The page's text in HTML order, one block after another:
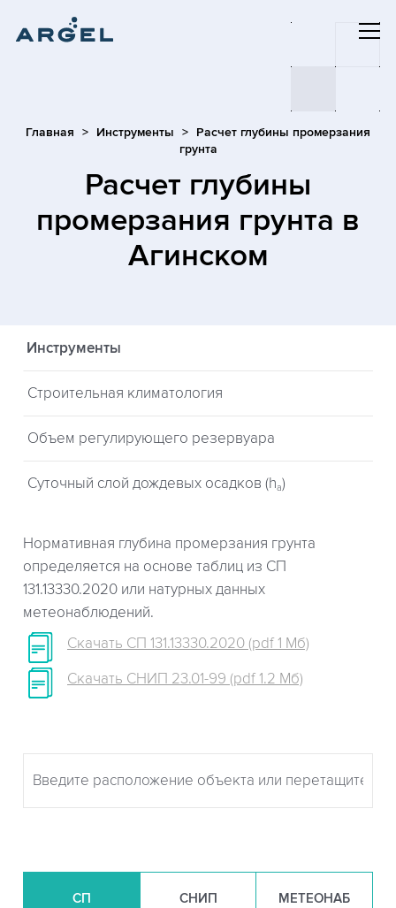
Главная Инструменты
Расчет глубины промерзания
грунта
Расчет глубины
промерзания грунта в
Агинском
Инструменты
Строительная климатология
Объем регулирующего резервуара
Суточный слой дождевых осадков (ha)
Нормативная глубина промерзания грунта
определяется на основе таблиц из СП
131.13330.2020 или натурных данных
метеонаблюдений.
Скачать СП 131.13330.2020 (pdf 1 Мб)
Скачать СНИП 23.01-99 (pdf 1.2 Мб)
СП СНИП МЕТЕОНАБ